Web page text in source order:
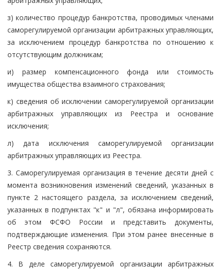
з) количество процедур банкротства, проводимых членами
саморегулируемой организации арбитражных управляющих,
за исключением процедур банкротства по отношению к
отсутствующим должникам;
и) размер компенсационного фонда или стоимость
имущества общества взаимного страхования;
к) сведения об исключении саморегулируемой организации
арбитражных управляющих из Реестра и основание
исключения;
л) дата исключения саморегулируемой организации
арбитражных управляющих из Реестра.
3. Саморегулируемая организация в течение десяти дней с
момента возникновения изменений сведений, указанных в
пункте 2 настоящего раздела, за исключением сведений,
указанных в подпунктах "к" и "л", обязана информировать
об этом ФСФО России и представить документы,
подтверждающие изменения. При этом ранее внесенные в
Реестр сведения сохраняются.
4. В деле саморегулируемой организации арбитражных